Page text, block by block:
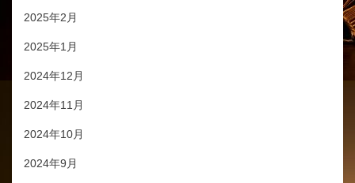
2025年2月
2025年1月
2024年12月
2024年11月
2024年10月
2024年9月